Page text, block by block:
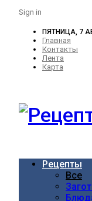
Sign in
ПЯТНИЦА, 7
Главная
Контакты
Лента
Карта
Рецепты
Все